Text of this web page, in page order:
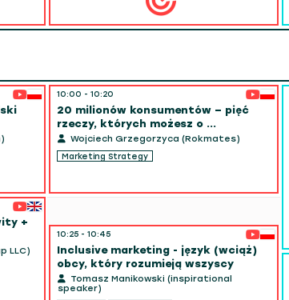
+
LLC)
10:00 - 10:20
20 milionów konsumentów – pięć
rzeczy, których możesz o ...
Wojciech Grzegorzyca (Rokmates)
Marketing Strategy
10:25 - 10:45
Inclusive marketing - język (wciąż)
obcy, który rozumieją wszyscy
Tomasz Manikowski (inspirational
speaker)